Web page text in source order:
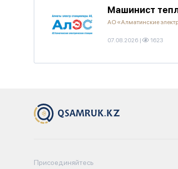
Машинист
АО «Алматинские
07.08.2026 | 1623
Присоединяйтесь